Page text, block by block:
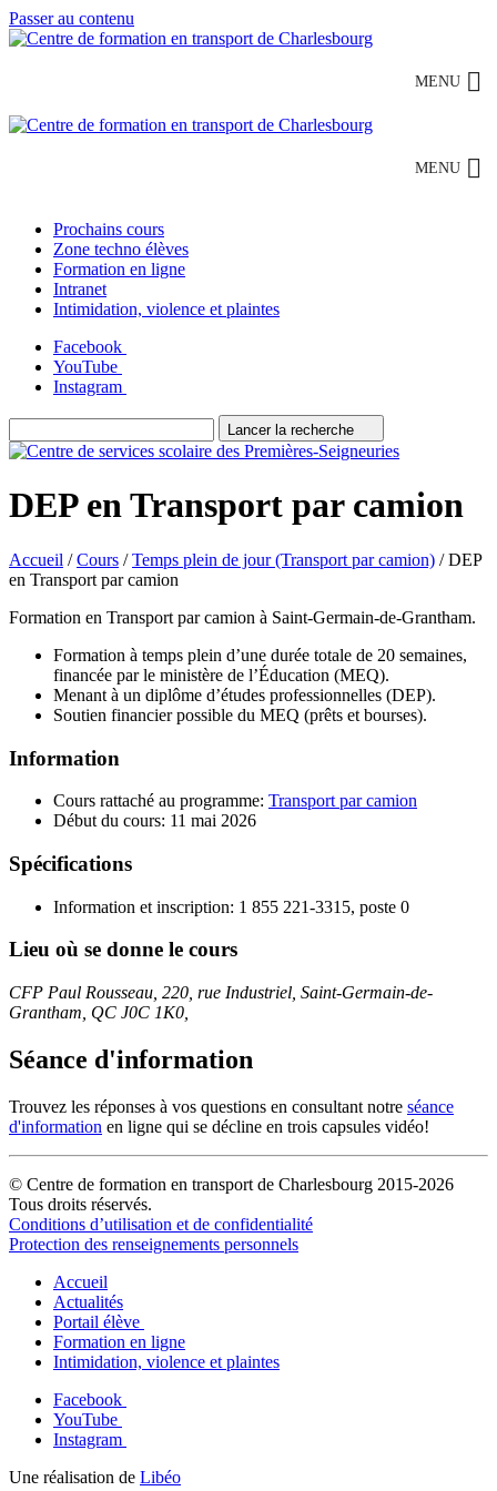
Passer au contenu
MENU
MENU
Prochains cours
Zone techno élèves
Formation en ligne
Intranet
Intimidation, violence et plaintes
Facebook
YouTube
Instagram
Lancer la recherche
DEP en Transport par camion
Accueil /Cours /Temps plein de jour (Transport par camion) /DEP
en Transport par camion
Formation en Transport par camion à Saint-Germain-de-Grantham.
Formation à temps plein d’une durée totale de 20 semaines,
financée par le ministère de l’Éducation (MEQ).
Menant à un diplôme d’études professionnelles (DEP).
Soutien financier possible du MEQ (prêts et bourses).
Information
Cours rattaché au programme: Transport par camion
Début du cours: 11 mai 2026
Spécifications
Information et inscription: 1 855 221-3315, poste 0
Lieu où se donne le cours
CFP Paul Rousseau, 220, rue Industriel, Saint-Germain-de-
Grantham, QC J0C 1K0,
Séance d'information
Trouvez les réponses à vos questions en consultant notre séance
d'information en ligne qui se décline en trois capsules vidéo!
© Centre de formation en transport de Charlesbourg 2015-2026
Tous droits réservés.
Conditions d’utilisation et de confidentialité
Protection des renseignements personnels
Accueil
Actualités
Portail élève
Formation en ligne
Intimidation, violence et plaintes
Facebook
YouTube
Instagram
Une réalisation de Libéo